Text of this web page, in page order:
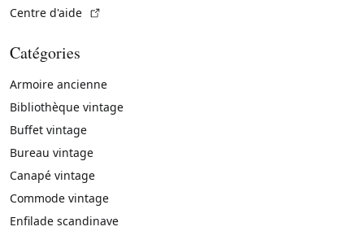
Centre d'aide
Catégories
Armoire ancienne
Bibliothèque vintage
Buffet vintage
Bureau vintage
Canapé vintage
Commode vintage
Enfilade scandinave